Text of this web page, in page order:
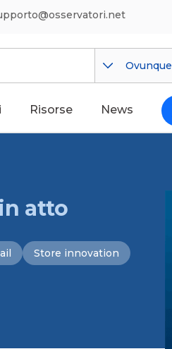
Ovunque
Risorse News
atto
Store innovation